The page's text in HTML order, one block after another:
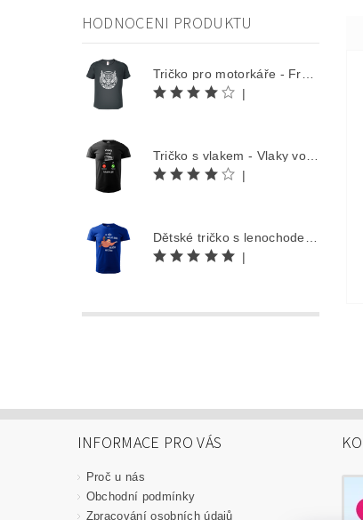
HODNOCENI PRODUKTU
|
|
|
INFORMACE PRO VÁS
Proč u nás
Obchodní podmínky
Zpracování osobních údajů